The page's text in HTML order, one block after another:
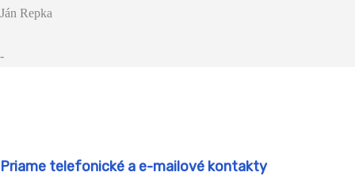
Ján Repka
-
Priame telefonické a e-mailové kontakty